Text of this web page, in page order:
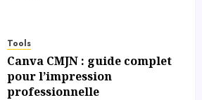
Tools
Canva CMJN : guide complet
pour l’impression
professionnelle